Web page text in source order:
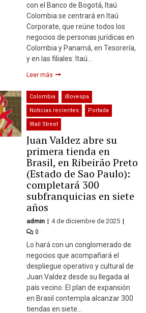
con el Banco de Bogotá, Itaú
Colombia se centrará en Itaú
Corporate, que reúne todos los
negocios de personas jurídicas en
Colombia y Panamá, en Tesorería,
y en las filiales: Itaú…
Leer más
Colombia iBovespa
Noticias recientes Portada
Wall Street
Juan Valdez abre su
primera tienda en
Brasil, en Ribeirão Preto
(Estado de Sao Paulo):
completará 300
subfranquicias en siete
años
admin 4 de diciembre de 2025
0
Lo hará con un conglomerado de
negocios que acompañará el
despliegue operativo y cultural de
Juan Valdez desde su llegada al
país vecino. El plan de expansión
en Brasil contempla alcanzar 300
tiendas en siete…